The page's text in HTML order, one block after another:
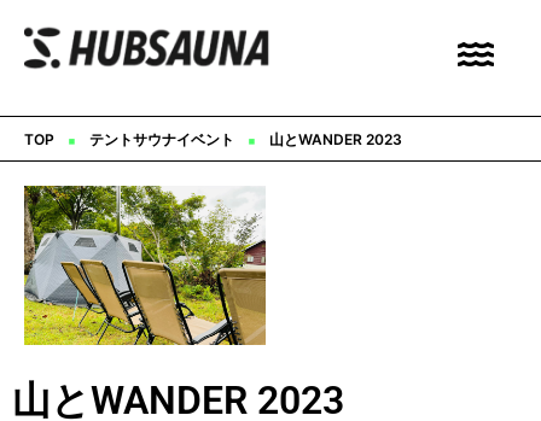
TOP ▪︎ テントサウナイベント ▪︎ 山とWANDER 2023
山とWANDER 2023